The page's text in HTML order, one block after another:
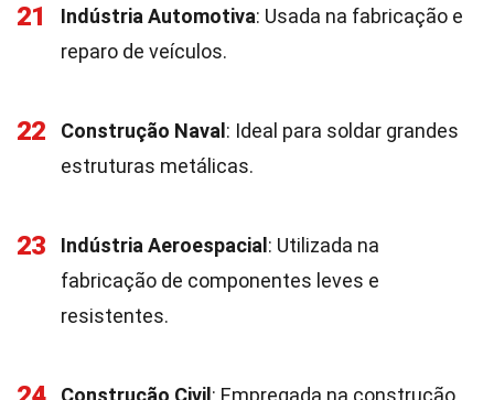
21 Indústria Automotiva: Usada na fabricação e
reparo de veículos.
22 Construção Naval : Ideal para soldar grandes
estruturas metálicas.
23 Indústria Aeroespacial : Utilizada na
fabricação de componentes leves e
resistentes.
Construção Civil : Empregada na construção